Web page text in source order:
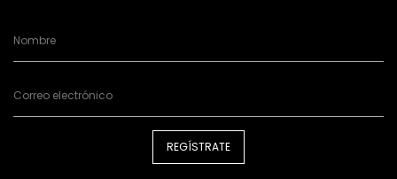
REGÍSTRATE